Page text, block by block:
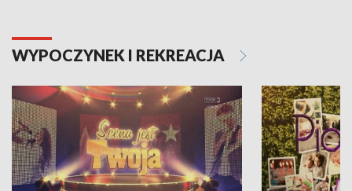
WYPOCZYNEK I REKREACJA